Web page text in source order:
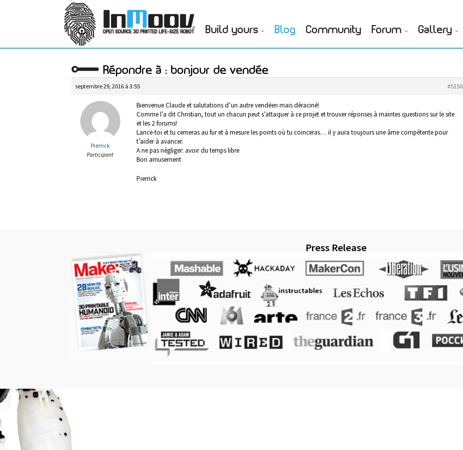
Build yours Blog Community Forum Gallery
Répondre à : bonjour de vendée
septembre 29, 2016 à 3:55 #5150
Pierrick
Participant
Bienvenue Claude et salutations d’un autre vendéen mais déraciné!
Comme l’a dit Christian, tout un chacun peut s’attaquer à ce projet et trouver réponses à maintes questions sur le site
et les 2 forums!
Lance-toi et tu cerneras au fur et à mesure les points où tu coinceras… il y aura toujours une âme compétente pour
t’aider à avancer.
A ne pas négliger: avoir du temps libre
Bon amusement
Pierrick
Press Release